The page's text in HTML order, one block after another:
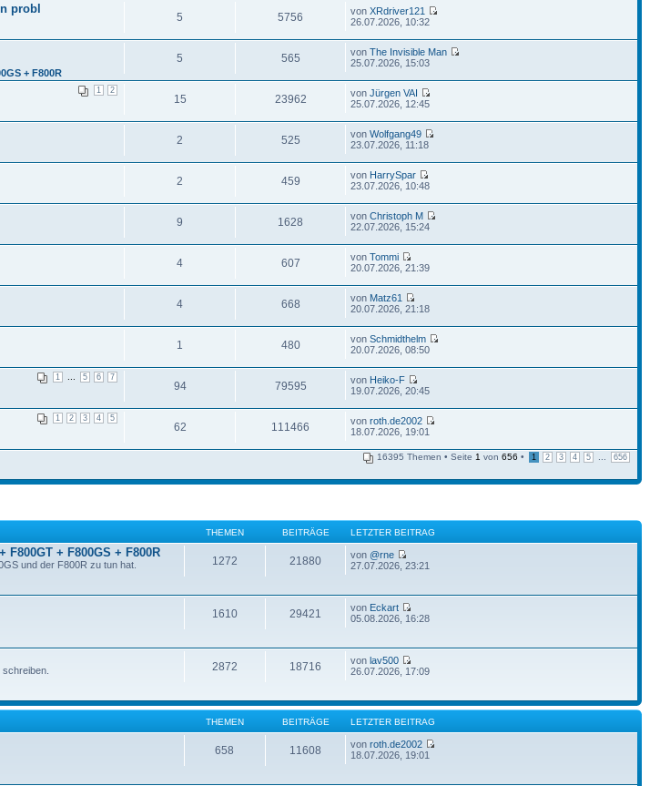
probl
5 5756 vonXRdriver121
26.07.2026, 10:32
+ F800R
5 565 vonThe Invisible Man
25.07.2026, 15:03
1 2
15 23962 vonJürgen VAI
25.07.2026, 12:45
2 525 vonWolfgang49
23.07.2026, 11:18
2 459 von HarrySpar
23.07.2026, 10:48
9 1628 vonChristoph M
22.07.2026, 15:24
4 607 vonTommi
20.07.2026, 21:39
4 668 von Matz61
20.07.2026, 21:18
1 480 vonSchmidthelm
20.07.2026, 08:50
1 5 6 7
94 79595 von Heiko-F
19.07.2026, 20:45
1 2 3 4 5
62 111466 vonroth.de2002
18.07.2026, 19:01
16395 Themen • Seite 1 von 656 • 1 2 3 4 5 656
THEMEN BEITRÄGE LETZTER BEITRAG
+ F800GS + F800R
und der F800R zu tun hat. 1272 21880 von @rne
27.07.2026, 23:21
1610 29421 von Eckart
05.08.2026, 16:28
2872 18716 vonlav500
26.07.2026, 17:09
THEMEN BEITRÄGE LETZTER BEITRAG
658 11608 vonroth.de2002
18.07.2026, 19:01